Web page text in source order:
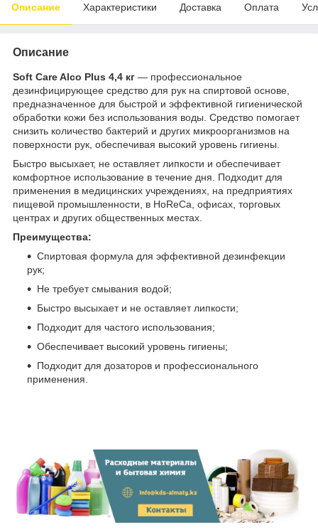
Описание Характеристики Доставка Оплата
Описание
Soft Care Alco Plus 4,4 кг — профессиональное
дезинфицирующее средство для рук на спиртовой основе,
предназначенное для быстрой и эффективной гигиенической
обработки кожи без использования воды. Средство помогает
снизить количество бактерий и других микроорганизмов на
поверхности рук, обеспечивая высокий уровень гигиены.
Быстро высыхает, не оставляет липкости и обеспечивает
комфортное использование в течение дня. Подходит для
применения в медицинских учреждениях, на предприятиях
пищевой промышленности, в HoReCa, офисах, торговых
центрах и других общественных местах.
Преимущества:
Спиртовая формула для эффективной дезинфекции
рук;
Не требует смывания водой;
Быстро высыхает и не оставляет липкости;
Подходит для частого использования;
Обеспечивает высокий уровень гигиены;
Подходит для дозаторов и профессионального
применения.